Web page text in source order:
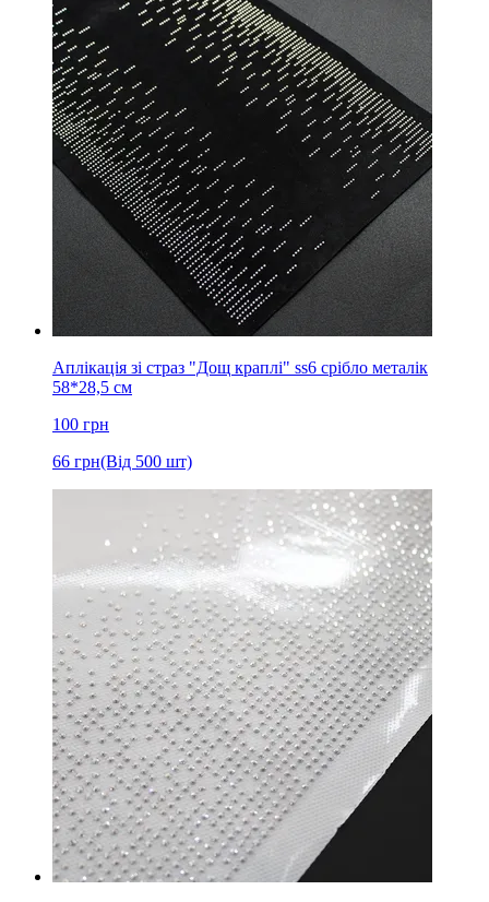
Аплікація зі страз "Дощ краплі" ss6 срібло металік
58*28,5 см
100 грн
66 грн(Від 500 шт)